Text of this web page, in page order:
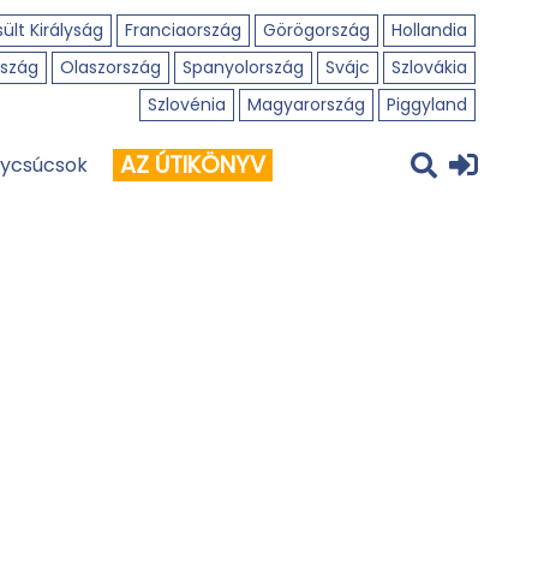
Királyság Franciaország Görögország
Hollandia
Olaszország Spanyolország Svájc
Szlovákia
Szlovénia
Magyarország Piggyland
AZ ÚTIKÖNYV